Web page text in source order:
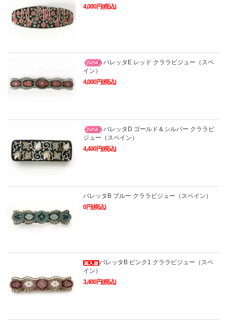
4,000円(税込)
バレッタE レッド クララビジュー（スペ
イン）
4,000円(税込)
バレッタD ゴールド＆シルバー クララビ
ジュー（スペイン）
4,400円(税込)
バレッタB ブルー クララビジュー（スペイン）
0円(税込)
バレッタB ピンク1 クララビジュー（スペ
イン）
3,400円(税込)